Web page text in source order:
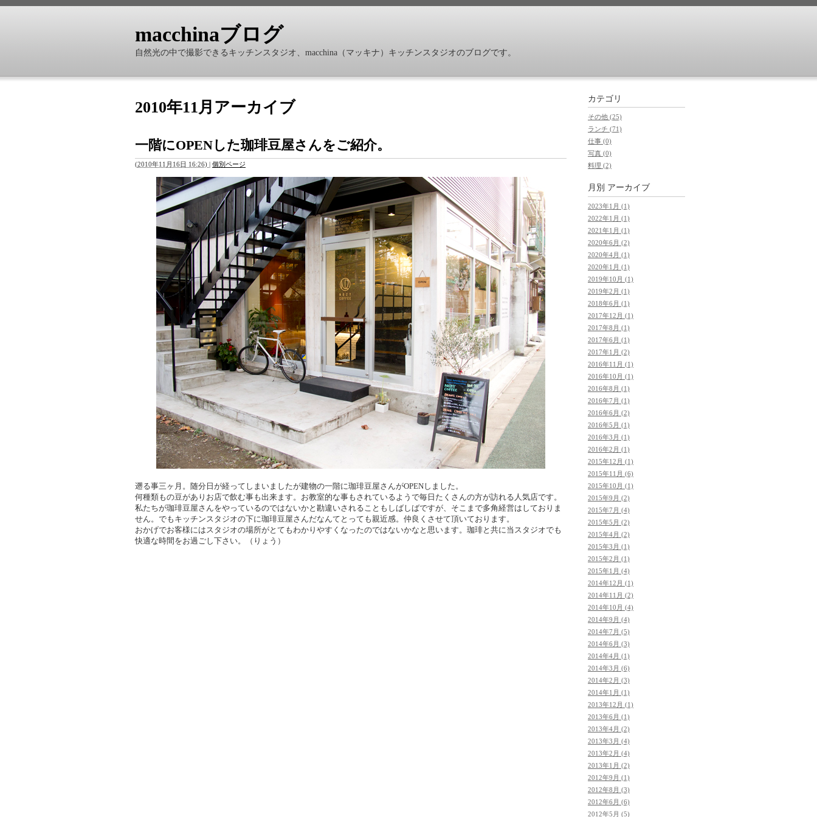
macchinaブログ
自然光の中で撮影できるキッチンスタジオ、macchina（マッキナ）キッチンスタジオのブログです。
2010年11月アーカイブ
一階にOPENした珈琲豆屋さんをご紹介。
(2010年11月16日 16:26) | 個別ページ
遡る事三ヶ月。随分日が経ってしまいましたが建物の一階に珈琲豆屋さんがOPENしました。
何種類もの豆がありお店で飲む事も出来ます。お教室的な事もされているようで毎日たくさんの方が訪れる人気店です。
私たちが珈琲豆屋さんをやっているのではないかと勘違いされることもしばしばですが、そこまで多角経営はしておりま
せん。でもキッチンスタジオの下に珈琲豆屋さんだなんてとっても親近感。仲良くさせて頂いております。
おかげでお客様にはスタジオの場所がとてもわかりやすくなったのではないかなと思います。珈琲と共に当スタジオでも
快適な時間をお過ごし下さい。（りょう）
カテゴリ
その他 (25)
ランチ (71)
仕事 (0)
写真 (0)
料理 (2)
月別 アーカイブ
2023年1月 (1)
2022年1月 (1)
2021年1月 (1)
2020年6月 (2)
2020年4月 (1)
2020年1月 (1)
2019年10月 (1)
2019年2月 (1)
2018年6月 (1)
2017年12月 (1)
2017年8月 (1)
2017年6月 (1)
2017年1月 (2)
2016年11月 (1)
2016年10月 (1)
2016年8月 (1)
2016年7月 (1)
2016年6月 (2)
2016年5月 (1)
2016年3月 (1)
2016年2月 (1)
2015年12月 (1)
2015年11月 (6)
2015年10月 (1)
2015年9月 (2)
2015年7月 (4)
2015年5月 (2)
2015年4月 (2)
2015年3月 (1)
2015年2月 (1)
2015年1月 (4)
2014年12月 (1)
2014年11月 (2)
2014年10月 (4)
2014年9月 (4)
2014年7月 (5)
2014年6月 (3)
2014年4月 (1)
2014年3月 (6)
2014年2月 (3)
2014年1月 (1)
2013年12月 (1)
2013年6月 (1)
2013年4月 (2)
2013年3月 (4)
2013年2月 (4)
2013年1月 (2)
2012年9月 (1)
2012年8月 (3)
2012年6月 (6)
2012年5月 (5)